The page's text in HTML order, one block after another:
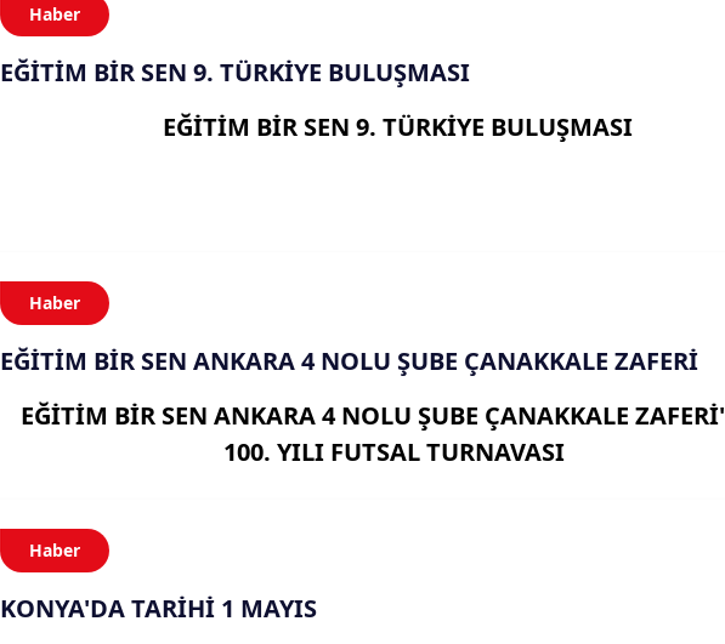
Haber
EĞİTİM BİR SEN 9. TÜRKİYE BULUŞMASI
EĞİTİM BİR SEN 9. TÜRKİYE BULUŞMASI
Haber
EĞİTİM BİR SEN ANKARA 4 NOLU ŞUBE ÇANAKKALE ZAFERİ
EĞİTİM BİR SEN ANKARA 4 NOLU ŞUBE ÇANAKKALE
100. YILI FUTSAL TURNAVASI
Haber
KONYA'DA TARİHİ 1 MAYIS